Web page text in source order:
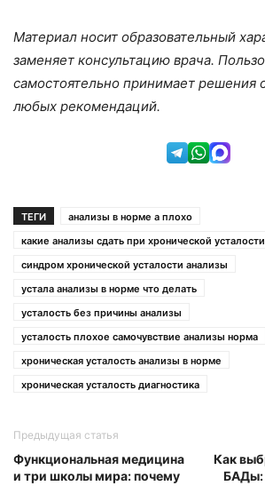
Материал носит образовательный
заменяет консультацию врача.
самостоятельно принимает решения
любых рекомендаций.
ТЕГИ
анализы в норме а плохо
какие анализы сдать при хронической усталости
синдром хронической усталости анализы
устала анализы в норме что делать
усталость без причины анализы
усталость плохое самочувствие анализы норма
хроническая усталость анализы в норме
хроническая усталость диагностика
Предыдущая статья
Функциональная медицина
и три школы мира: почему
Как
БАДы: